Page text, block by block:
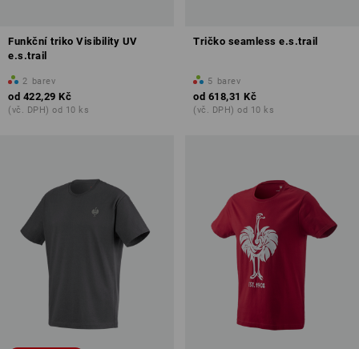
Funkční triko Visibility UV
e.s.trail
2 barev
od 422,29 Kč
(vč. DPH) od 10 ks
Tričko seamless e.s.trail
5 barev
od 618,31 Kč
(vč. DPH) od 10 ks